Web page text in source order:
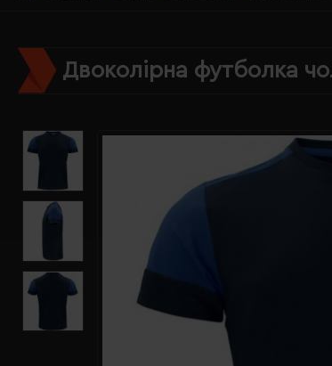
Двоколірна футболка